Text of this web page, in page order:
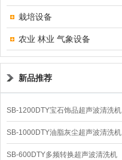
栽培设备
农业 林业 气象设备
新品推荐
SB-1200DTY宝石饰品超声波清洗机
SB-1000DTY油脂灰尘超声波清洗机
SB-600DTY多频转换超声波清洗机